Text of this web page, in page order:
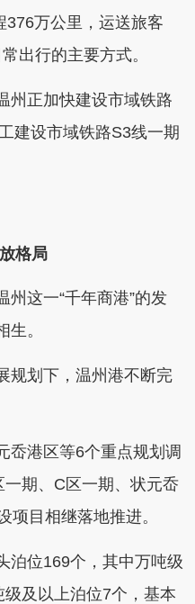
376万公里，运送旅客
出行的主要方式。
正加快建设市域铁路
建设市域铁路S3线一期
格局
这一“千年商港”的发
。
划下，温州港不断完
港区等6个重点规划调
期、C区一期、状元岙
项目相继落地推进。
位169个，其中万吨级
及以上泊位7个，基本